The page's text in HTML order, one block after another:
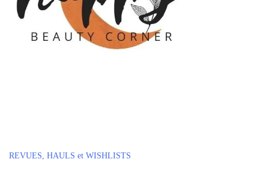
REVUES, HAULS et WISHLISTS